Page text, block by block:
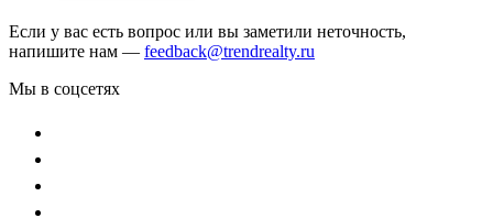
Если у вас есть вопрос или вы заметили неточность,
напишите нам — feedback@trendrealty.ru
Мы в соцсетях